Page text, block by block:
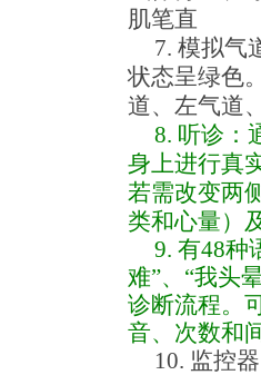
肌笔直
7. 模拟气
状态呈绿色
道、左气道
8. 听诊：
身上进行真
若需改变两
类和心量）
9. 有48种
难”、“我头
诊断流程。
音、次数和
10. 监控